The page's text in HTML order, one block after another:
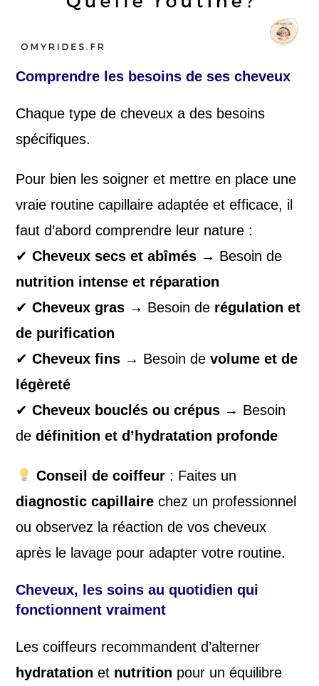
Comprendre les besoins de ses cheveux
Chaque type de cheveux a des besoins
spécifiques.
Pour bien les soigner et mettre en place une
vraie routine capillaire adaptée et efficace, il
faut d’abord comprendre leur nature :
✔Cheveux secs et abîmés → Besoin de
nutrition intense et réparation
✔Cheveux gras → Besoin de régulation et
de purification
✔Cheveux fins → Besoin devolume et de
légèreté
✔Cheveux bouclés ou crépus → Besoin
dedéfinition et d’hydratation profonde
Conseil de coiffeur : Faites un
diagnostic capillaire chez un professionnel
ou observez la réaction de vos cheveux
après le lavage pour adapter votre routine.
Cheveux, les soins au quotidien qui
fonctionnent vraiment
Les coiffeurs recommandent d’alterner
hydratation et nutrition pour un équilibre